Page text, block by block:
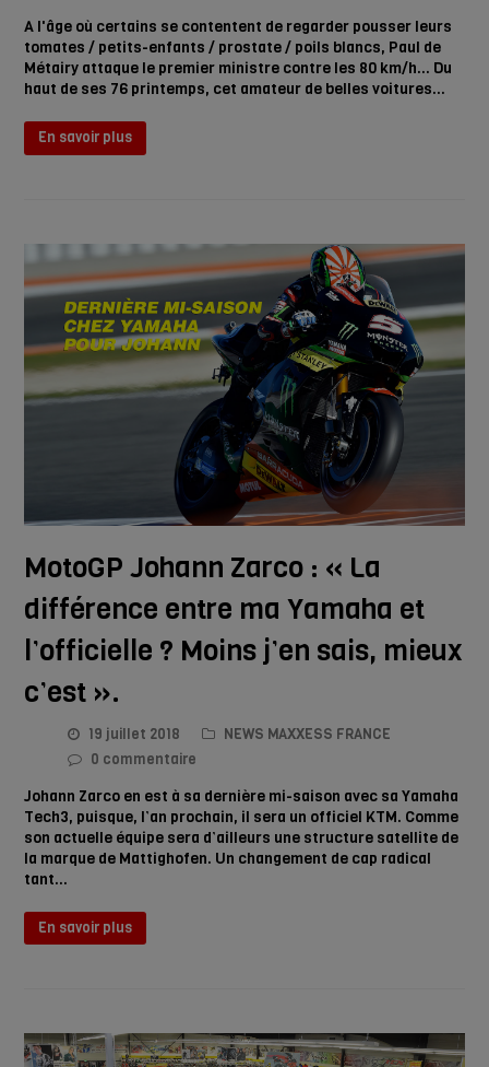
A l'âge où certains se contentent de regarder pousser leurs
tomates / petits-enfants / prostate / poils blancs, Paul de
Métairy attaque le premier ministre contre les 80 km/h... Du
haut de ses 76 printemps, cet amateur de belles voitures…
En savoir plus
MotoGP Johann Zarco : « La
différence entre ma Yamaha et
l’officielle ? Moins j’en sais, mieux
c’est ».
19 juillet 2018
NEWS MAXXESS FRANCE
0 commentaire
Johann Zarco en est à sa dernière mi-saison avec sa Yamaha
Tech3, puisque, l’an prochain, il sera un officiel KTM. Comme
son actuelle équipe sera d’ailleurs une structure satellite de
la marque de Mattighofen. Un changement de cap radical
tant…
En savoir plus